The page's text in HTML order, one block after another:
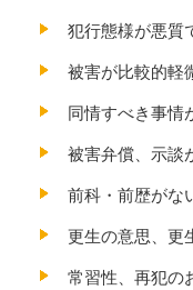
犯行態様が悪質
被害が比較的軽
同情すべき事情
被害弁償、示談
前科・前歴がな
更生の意思、更
常習性、再犯の